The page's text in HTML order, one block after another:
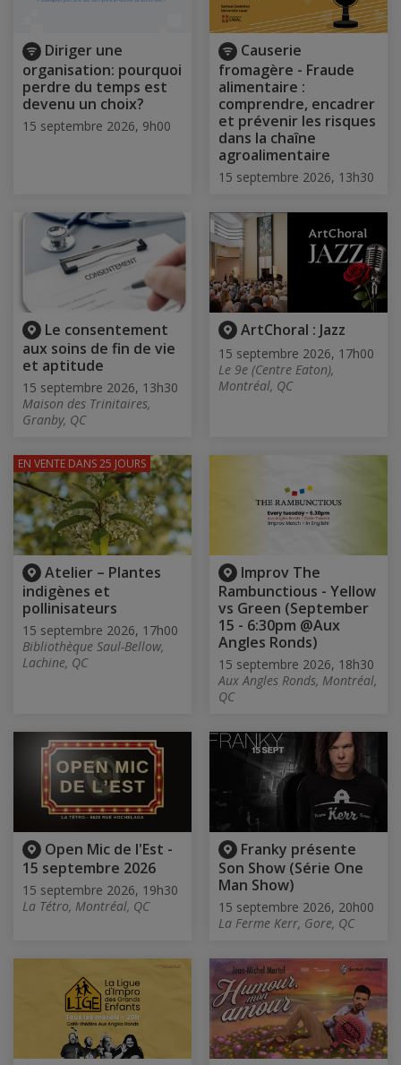
Diriger une
organisation: pourquoi
perdre du temps est
devenu un choix?
15 septembre 2026, 9h00
Causerie
fromagère - Fraude
alimentaire :
comprendre, encadrer
et prévenir les risques
dans la chaîne
agroalimentaire
15 septembre 2026, 13h30
Le consentement
aux soins de fin de vie
et aptitude
15 septembre 2026, 13h30
Maison des Trinitaires,
Granby, QC
ArtChoral : Jazz
15 septembre 2026, 17h00
Le 9e (Centre Eaton),
Montréal, QC
Atelier – Plantes
indigènes et
pollinisateurs
15 septembre 2026, 17h00
Bibliothèque Saul-Bellow,
Lachine, QC
EN VENTE DANS 25 JOURS
Improv The
Rambunctious - Yellow
vs Green (September
15 - 6:30pm @Aux
Angles Ronds)
15 septembre 2026, 18h30
Aux Angles Ronds, Montréal,
QC
Open Mic de l'Est -
15 septembre 2026
15 septembre 2026, 19h30
La Tétro, Montréal, QC
Franky présente
Son Show (Série One
Man Show)
15 septembre 2026, 20h00
La Ferme Kerr, Gore, QC